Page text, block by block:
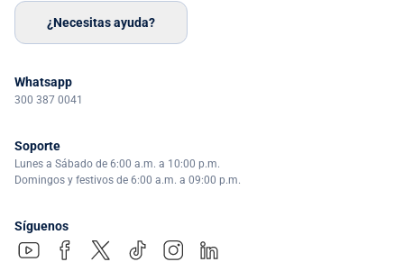
¿Necesitas ayuda?
Whatsapp
300 387 0041
Soporte
Lunes a Sábado de 6:00 a.m. a 10:00 p.m.
Domingos y festivos de 6:00 a.m. a 09:00 p.m.
Síguenos